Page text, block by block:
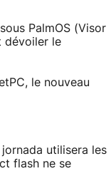
PalmOS (Visor
dévoiler le
le nouveau
utilisera les
flash ne se